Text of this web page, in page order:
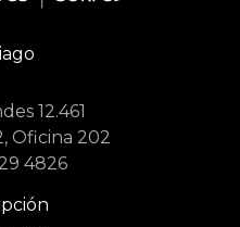
12.461
Oficina 202
4826